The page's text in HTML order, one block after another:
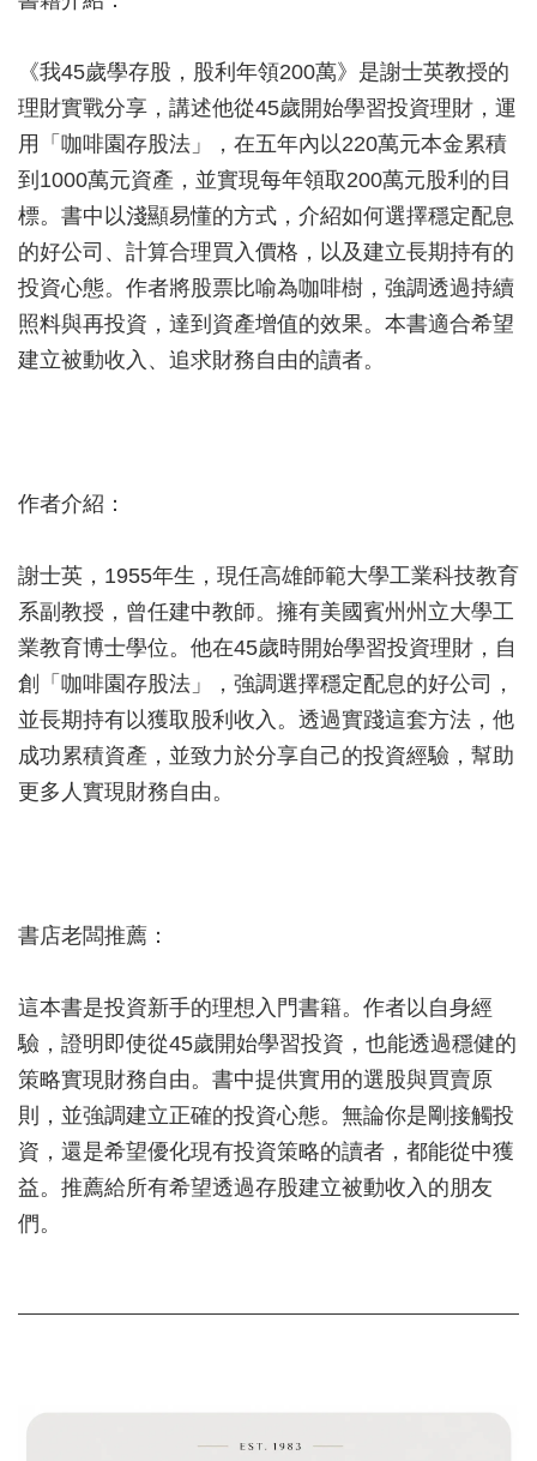
《我45歲學存股，股利年領200萬》是謝士英教授的
理財實戰分享，講述他從45歲開始學習投資理財，運
用「咖啡園存股法」，在五年內以220萬元本金累積
到1000萬元資產，並實現每年領取200萬元股利的目
標。書中以淺顯易懂的方式，介紹如何選擇穩定配息
的好公司、計算合理買入價格，以及建立長期持有的
投資心態。作者將股票比喻為咖啡樹，強調透過持續
照料與再投資，達到資產增值的效果。本書適合希望
建立被動收入、追求財務自由的讀者。
作者介紹：
謝士英，1955年生，現任高雄師範大學工業科技教育
系副教授，曾任建中教師。擁有美國賓州州立大學工
業教育博士學位。他在45歲時開始學習投資理財，自
創「咖啡園存股法」，強調選擇穩定配息的好公司，
並長期持有以獲取股利收入。透過實踐這套方法，他
成功累積資產，並致力於分享自己的投資經驗，幫助
更多人實現財務自由。
書店老闆推薦：
這本書是投資新手的理想入門書籍。作者以自身經
驗，證明即使從45歲開始學習投資，也能透過穩健的
策略實現財務自由。書中提供實用的選股與買賣原
則，並強調建立正確的投資心態。無論你是剛接觸投
資，還是希望優化現有投資策略的讀者，都能從中獲
益。推薦給所有希望透過存股建立被動收入的朋友
們。